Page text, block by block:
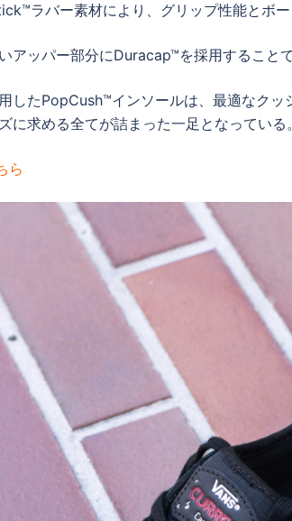
ラバー素材により、グリップ性能とボー
アッパー部分にDuracap™を採用すること
したPopCush™インソールは、最適なク
に求める全てが詰まった一足となっている。
ら